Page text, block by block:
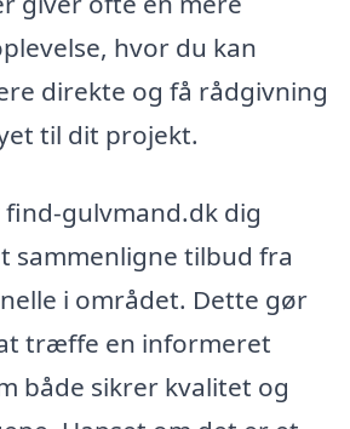
hvor du kan
direkte og få rådgivning
til dit projekt.
find-gulvmand.dk dig
sammenligne tilbud fra
i området. Dette gør
træffe en informeret
både sikrer kvalitet og